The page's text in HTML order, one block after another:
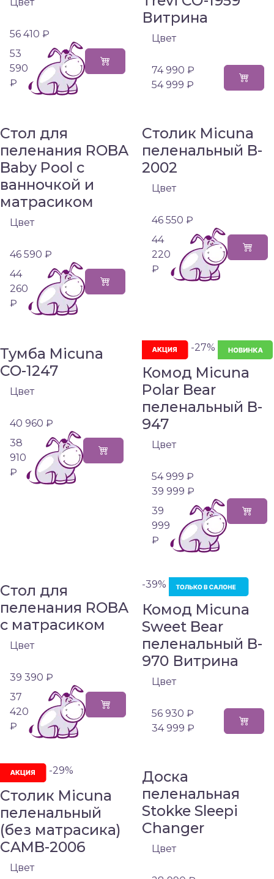
56 410 ₽
53
590
₽
Витрина
Цвет
74 990 ₽
54 999 ₽
Стол для
пеленания ROBA
Baby Pool с
ванночкой и
матрасиком
Цвет
46 590 ₽
44
260
₽
Столик Micuna
пеленальный B-
2002
Цвет
46 550 ₽
44
220
₽
Тумба Micuna
CO-1247
Цвет
40 960 ₽
38
910
₽
-27%
Комод Micuna
Polar Bear
пеленальный B-
947
Цвет
54 999 ₽
39 999 ₽
39
999
₽
Стол для
пеленания ROBA
с матрасиком
Цвет
39 390 ₽
37
420
₽
-39%
Комод Micuna
Sweet Bear
пеленальный B-
970 Витрина
Цвет
56 930 ₽
34 999 ₽
-29%
Столик Miсuna
пеленальный
(без матрасика)
CAMB-2006
Цвет
Доска
пеленальная
Stokke Sleepi
Changer
Цвет